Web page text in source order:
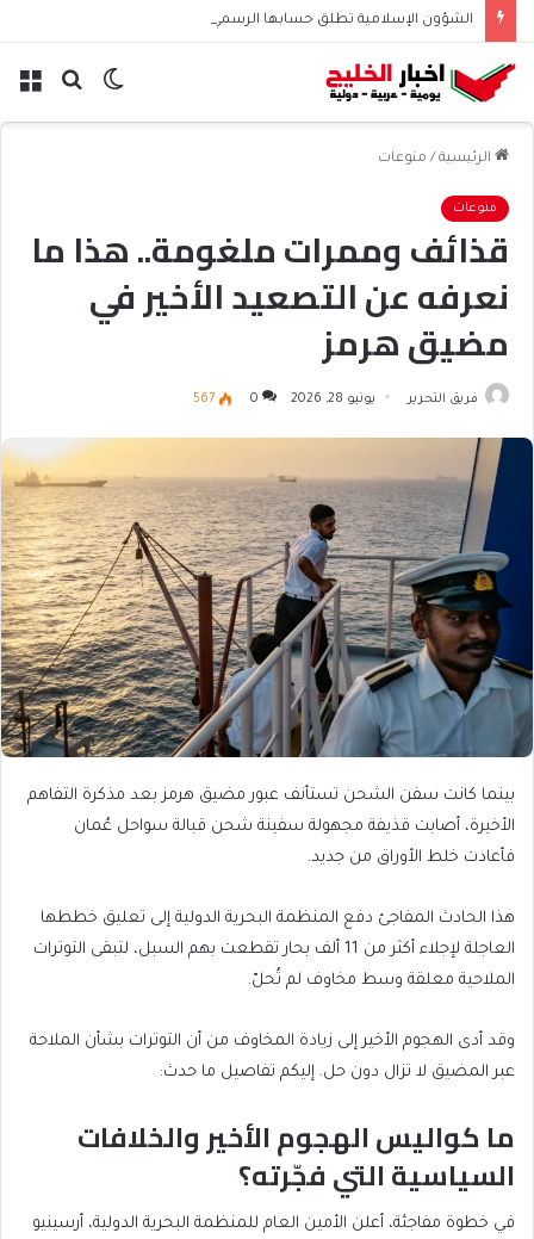
بحث الوضع
الرئيسية / منوعات
منوعات
قذائف وممرات ملغومة.. هذا ما
نعرفه عن التصعيد الأخير في
مضيق هرمز
فريق التحرير يونيو 28, 2026 0
567
بينما كانت سفن الشحن تستأنف عبور مضيق هرمز بعد مذكرة التفاهم
الأخيرة، أصابت قذيفة مجهولة سفينة شحن قبالة سواحل عُمان
فأعادت خلط الأوراق من جديد.
هذا الحادث المفاجئ دفع المنظمة البحرية الدولية إلى تعليق خططها
العاجلة لإجلاء أكثر من 11 ألف بحار تقطعت بهم السبل، لتبقى التوترات
الملاحية معلقة وسط مخاوف لم تُحلّ.
وقد أدى الهجوم الأخير إلى زيادة المخاوف من أن التوترات بشأن الملاحة
عبر المضيق لا تزال دون حل. إليكم تفاصيل ما حدث:
ما كواليس الهجوم الأخير والخلافات
السياسية التي فجّرته؟
في خطوة مفاجئة، أعلن الأمين العام للمنظمة البحرية الدولية، أرسينيو